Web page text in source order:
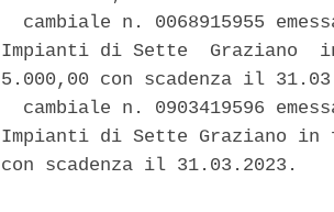
cambiale n. 0068915955
Impianti di Sette  Graziano
5.000,00 con scadenza il
cambiale n. 0903419596
Impianti di Sette Graziano in
con scadenza il 31.03.2023.